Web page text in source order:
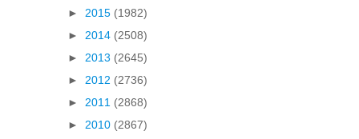
► 2015 (1982)
► 2014 (2508)
► 2013 (2645)
► 2012 (2736)
► 2011 (2868)
► 2010 (2867)